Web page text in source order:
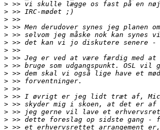
>
>
>
>
>
>
>
>
>
>
>
>
>
>
>
>
>